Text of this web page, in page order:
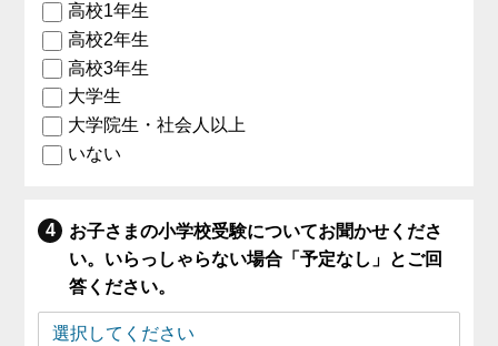
高校1年生
高校2年生
高校3年生
大学生
大学院生・社会人以上
いない
お子さまの小学校受験についてお聞かせくださ
い。いらっしゃらない場合「予定なし」とご回
答ください。